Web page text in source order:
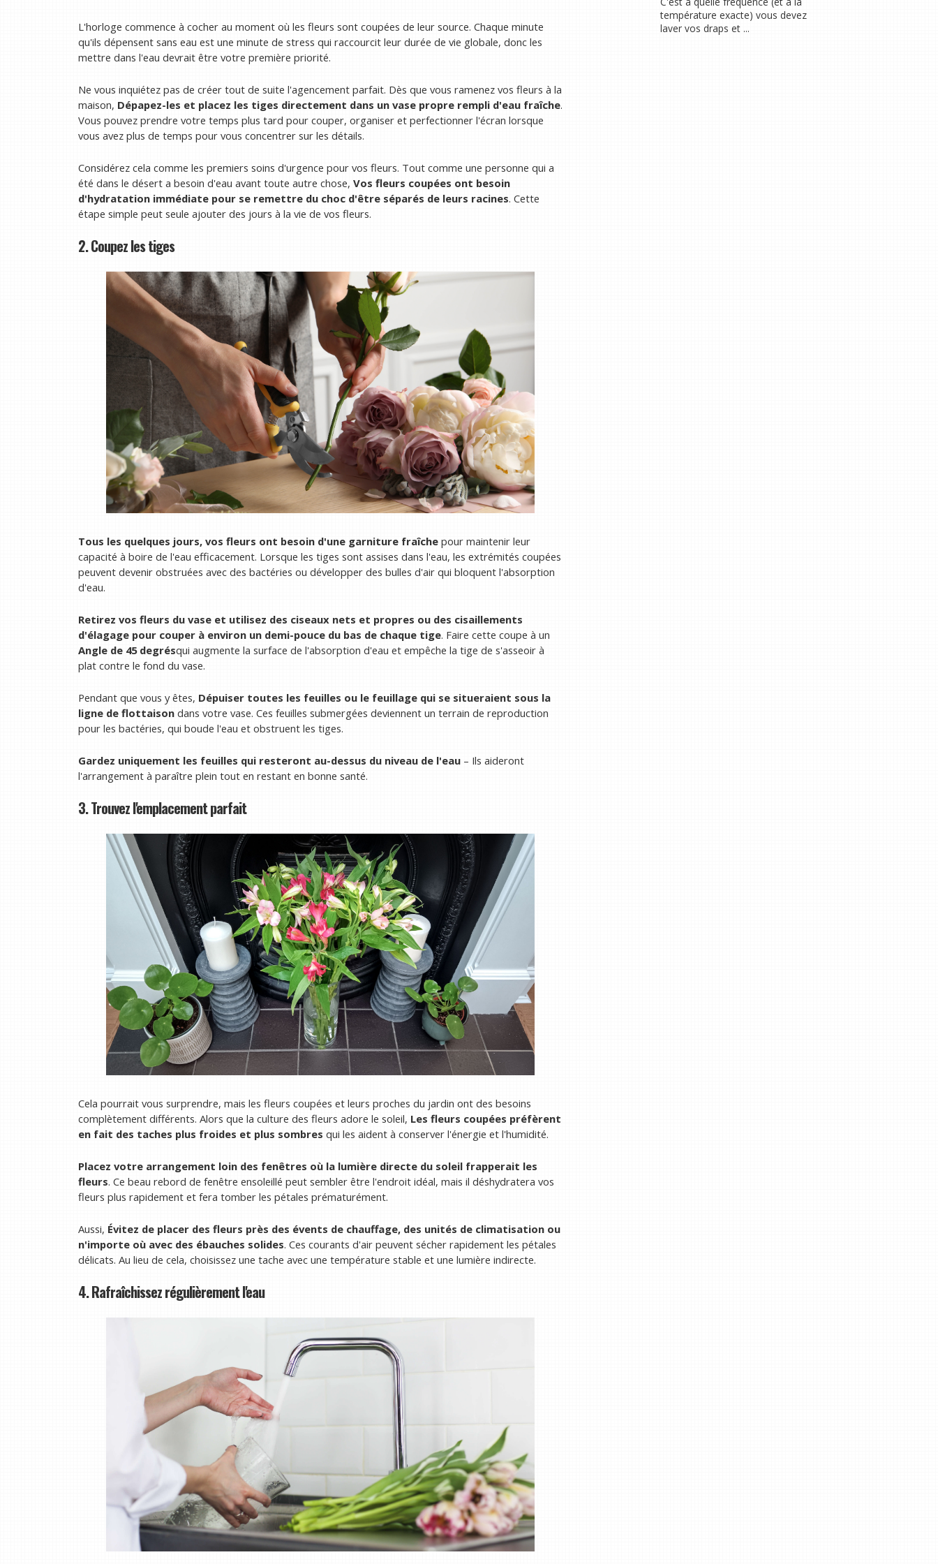
L'horloge commence à cocher au moment où les fleurs sont coupées de leur source. Chaque minute
qu'ils dépensent sans eau est une minute de stress qui raccourcit leur durée de vie globale, donc les
mettre dans l'eau devrait être votre première priorité.
Ne vous inquiétez pas de créer tout de suite l'agencement parfait. Dès que vous ramenez vos fleurs à la
maison, Dépapez-les et placez les tiges directement dans un vase propre rempli d'eau fraîche.
Vous pouvez prendre votre temps plus tard pour couper, organiser et perfectionner l'écran lorsque
vous avez plus de temps pour vous concentrer sur les détails.
Considérez cela comme les premiers soins d'urgence pour vos fleurs. Tout comme une personne qui a
été dans le désert a besoin d'eau avant toute autre chose, Vos fleurs coupées ont besoin
d'hydratation immédiate pour se remettre du choc d'être séparés de leurs racines. Cette
étape simple peut seule ajouter des jours à la vie de vos fleurs.
2. Coupez les tiges
Tous les quelques jours, vos fleurs ont besoin d'une garniture fraîche pour maintenir leur
capacité à boire de l'eau efficacement. Lorsque les tiges sont assises dans l'eau, les extrémités coupées
peuvent devenir obstruées avec des bactéries ou développer des bulles d'air qui bloquent l'absorption
d'eau.
Retirez vos fleurs du vase et utilisez des ciseaux nets et propres ou des cisaillements
d'élagage pour couper à environ un demi-pouce du bas de chaque tige. Faire cette coupe à un
Angle de 45 degrésqui augmente la surface de l'absorption d'eau et empêche la tige de s'asseoir à
plat contre le fond du vase.
Pendant que vous y êtes, Dépuiser toutes les feuilles ou le feuillage qui se situeraient sous la
ligne de flottaison dans votre vase. Ces feuilles submergées deviennent un terrain de reproduction
pour les bactéries, qui boude l'eau et obstruent les tiges.
Gardez uniquement les feuilles qui resteront au-dessus du niveau de l'eau – Ils aideront
l'arrangement à paraître plein tout en restant en bonne santé.
3. Trouvez l'emplacement parfait
Cela pourrait vous surprendre, mais les fleurs coupées et leurs proches du jardin ont des besoins
complètement différents. Alors que la culture des fleurs adore le soleil, Les fleurs coupées préfèrent
en fait des taches plus froides et plus sombres qui les aident à conserver l'énergie et l'humidité.
Placez votre arrangement loin des fenêtres où la lumière directe du soleil frapperait les
fleurs. Ce beau rebord de fenêtre ensoleillé peut sembler être l'endroit idéal, mais il déshydratera vos
fleurs plus rapidement et fera tomber les pétales prématurément.
Aussi, Évitez de placer des fleurs près des évents de chauffage, des unités de climatisation ou
n'importe où avec des ébauches solides. Ces courants d'air peuvent sécher rapidement les pétales
délicats. Au lieu de cela, choisissez une tache avec une température stable et une lumière indirecte.
4. Rafraîchissez régulièrement l'eau
température exacte) vous devez
laver vos draps et ...